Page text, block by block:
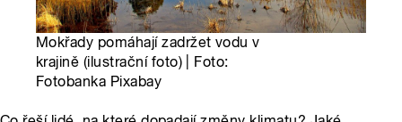
Mokřady pomáhají zadržet vodu v
krajině (ilustrační foto) | Foto:
Fotobanka Pixabay